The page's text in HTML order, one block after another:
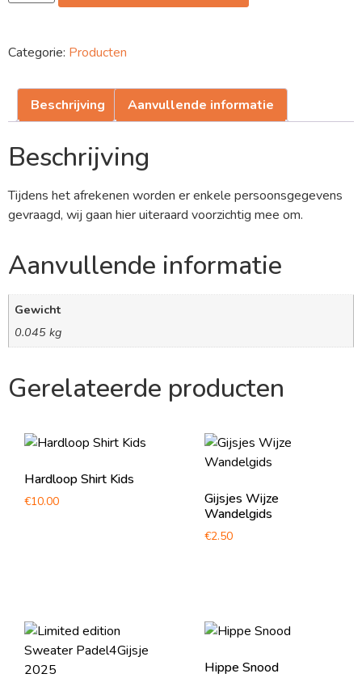
Categorie: Producten
Beschrijving Aanvullende informatie
Beschrijving
Tijdens het afrekenen worden er enkele persoonsgegevens
gevraagd, wij gaan hier uiteraard voorzichtig mee om.
Aanvullende informatie
Gewicht
0.045 kg
Gerelateerde producten
Hardloop Shirt Kids
€10.00
Gijsjes Wijze
Wandelgids
€2.50
Hippe Snood